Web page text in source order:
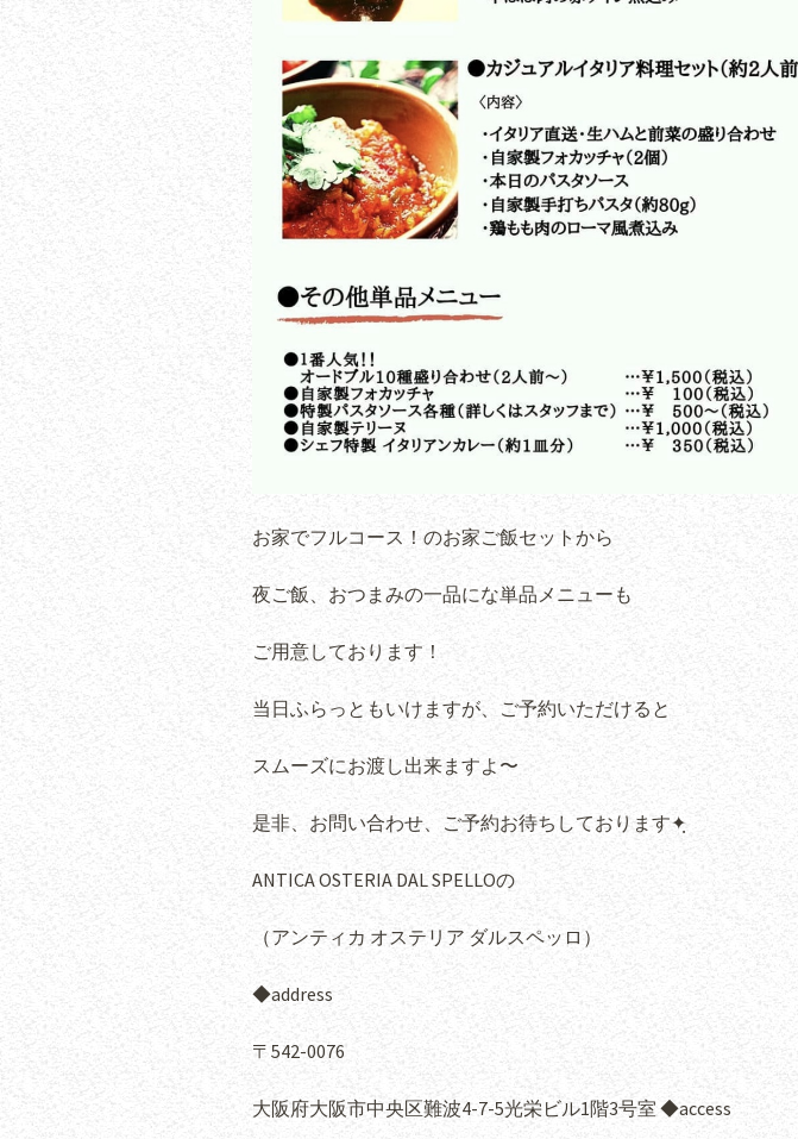
お家でフルコース！のお家ご飯セットから
夜ご飯、おつまみの一品にな単品メニューも
ご用意しております！
当日ふらっともいけますが、ご予約いただけると
スムーズにお渡し出来ますよ〜
是非、お問い合わせ、ご予約お待ちしております✦ฺ
ANTICA OSTERIA DAL SPELLOの
（アンティカ オステリア ダルスペッロ）
◆address
〒542-0076
大阪府大阪市中央区難波4-7-5光栄ビル1階3号室 ◆access